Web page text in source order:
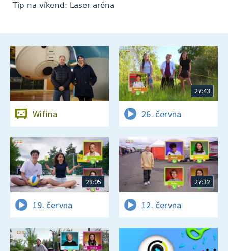
Tip na víkend: Laser aréna
Wifina
27:43
26. června
28:05
19. června
27:32
12. června